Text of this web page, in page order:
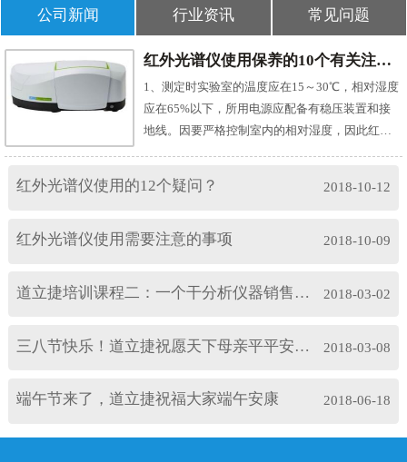
前和大家一样，都有同样的烦恼，但是自从他们
什么呢？我们一起来看看吧。自动电位滴定仪是
种 分析仪器。除可进行电位滴定法，包括酸碱滴
定，氧化还原滴定，沉淀滴定，络合滴定和非水
滴定外，也可进行恒pH测量。通过选件可进行光
度滴定，极化滴定,容量法卡氏水分滴定和表面活
性剂滴定，等滴定分析方法。与全自动多样品转
靠性，操作简单，省时省力。 客户心声：“每当咨
从不会在第一时间拒绝客户的新想法。作为一家
更灵活变通。道立捷科技经常进行内部协商，或
是基于客户的要求做突破，这一点对客户而言确
获取搭建实验室与打包方案。道立捷，5000家客
成分进行分析检测的仪器。 2018年2月销售张经
易完成原子吸收光谱仪之后，以及年底气相色谱
仪之后的第三次合作。客户感言：“我们与道立捷
科技合作已超过5年，是我们信赖的分析仪器合作
伙伴。道立捷科技总是能涵盖我们所要求的生产
立捷科技的专业性、灵活性与及时的服务，这对
要。” 道立捷科技员工从不会说客户的要求过分，
而再再而三的与道立捷科技合作，这是对道立捷
科技最大的支持，如果你还有什么分析仪器是没
家。 24小时 气相色谱仪客户服务热线：如果您对
网页右侧的在线客服，或致电：13317140991，
专业源于专注，我们竭诚更加愉快地合作!
公司新闻 行业资讯 常见问题
红外光谱仪使用保养的10个有关注意事项
1、测定时实验室的温度应在15～30℃，相对湿度
应在65%以下，所用电源应配备有稳压装置和接
地线。因要严格控制室内的相对湿度，因此红外
器受潮而影响使用寿命，红外实验室应经常保持
每次半天，同时开除湿机除湿。特别是霉雨季
朿型傅里叶红外分光光度计(目前应用最多)，实验
室里的CO2含量不能太高，因此实验室里的人数
当通风换气。4、红外光谱测定最常用的试样制备
用此法)，因此为减少对测定的影响，所用KBr最
应适当研细(200目以下)，并在120℃以上烘4小时
2018-10-12
红外光谱仪使用的12个疑问？
2018-10-09
红外光谱仪使用需要注意的事项
2018-03-02
道立捷培训课程二：一个干分析仪器销售的，要具备以下条件，你懂的
2018-03-08
三八节快乐！道立捷祝愿天下母亲平平安安！
2018-06-18
端午节来了，道立捷祝福大家端午安康